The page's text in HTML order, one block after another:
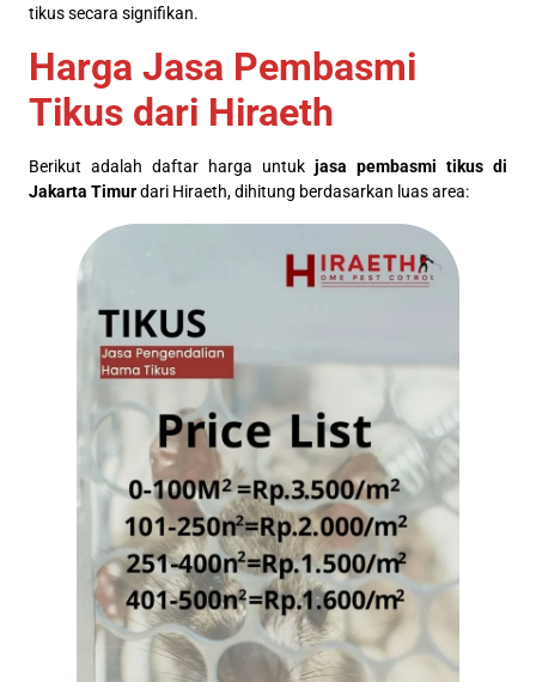
tikus secara signifikan.
Harga Jasa Pembasmi
Tikus dari Hiraeth
Berikut adalah daftar harga untuk jasa pembasmi tikus di
Jakarta Timurdari Hiraeth, dihitung berdasarkan luas area: